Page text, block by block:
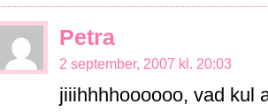
Petra
2 september, 2007 kl. 20:03
jiiihhhhoooooo, vad kul